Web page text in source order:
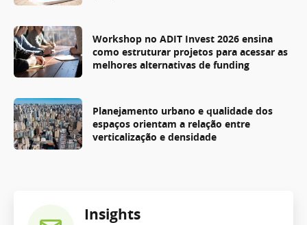
Workshop no ADIT Invest 2026 ensina
como estruturar projetos para acessar as
melhores alternativas de funding
Planejamento urbano e qualidade dos
espaços orientam a relação entre
verticalização e densidade
Insights